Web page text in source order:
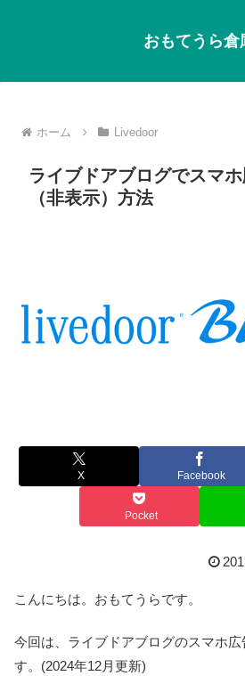
おもてうら倉
ホーム Livedoor
ライブドアブログでスマ
（非表示）方法
X Facebook
Pocket
こんにちは。おもてうらです。
今回は、ライブドアブログのスマホ
す。(2024年12月更新)